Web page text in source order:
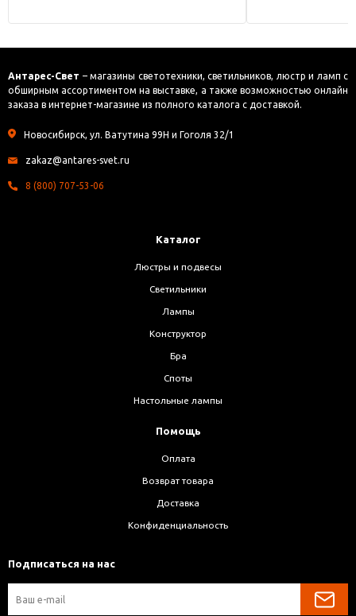
Антарес-Свет – магазины светотехники, светильников, люстр и ламп с
обширным ассортиментом на выставке, а также возможностью онлайн
заказа в интернет-магазине из полного каталога с доставкой.
Новосибирск, ул. Ватутина 99Н и Гоголя 32/1
zakaz@antares-svet.ru
8 (800) 707-53-06
Каталог
Люстры и подвесы
Светильники
Лампы
Конструктор
Бра
Споты
Настольные лампы
Помощь
Оплата
Возврат товара
Доставка
Конфиденциальность
Подписаться на нас